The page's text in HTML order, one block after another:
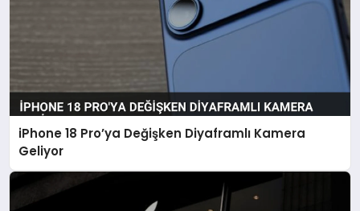
YAŞAM
iPhone 18 Pro’ya Değişken Diyaframlı Kamera
Geliyor